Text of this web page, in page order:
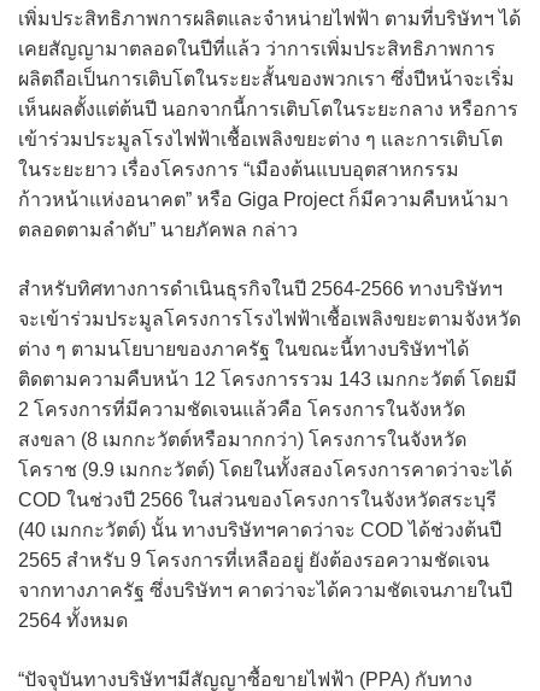
เพิ่มประสิทธิภาพการผลิตและจำหน่ายไฟฟ้า ตามที่บริษัทฯ ได้
เคยสัญญามาตลอดในปีที่แล้ว ว่าการเพิ่มประสิทธิภาพการ
ผลิตถือเป็นการเติบโตในระยะสั้นของพวกเรา ซึ่งปีหน้าจะเริ่ม
เห็นผลตั้งแต่ต้นปี นอกจากนี้การเติบโตในระยะกลาง หรือการ
เข้าร่วมประมูลโรงไฟฟ้าเชื้อเพลิงขยะต่าง ๆ และการเติบโต
ในระยะยาว เรื่องโครงการ “เมืองต้นแบบอุตสาหกรรม
ก้าวหน้าแห่งอนาคต” หรือ Giga Project ก็มีความคืบหน้ามา
ตลอดตามลำดับ” นายภัคพล กล่าว
สำหรับทิศทางการดำเนินธุรกิจในปี 2564-2566 ทางบริษัทฯ
จะเข้าร่วมประมูลโครงการโรงไฟฟ้าเชื้อเพลิงขยะตามจังหวัด
ต่าง ๆ ตามนโยบายของภาครัฐ ในขณะนี้ทางบริษัทฯได้
ติดตามความคืบหน้า 12 โครงการรวม 143 เมกกะวัตต์ โดยมี
2 โครงการที่มีความชัดเจนแล้วคือ โครงการในจังหวัด
สงขลา (8 เมกกะวัตต์หรือมากกว่า) โครงการในจังหวัด
โคราช (9.9 เมกกะวัตต์) โดยในทั้งสองโครงการคาดว่าจะได้
COD ในช่วงปี 2566 ในส่วนของโครงการในจังหวัดสระบุรี
(40 เมกกะวัตต์) นั้น ทางบริษัทฯคาดว่าจะ COD ได้ช่วงต้นปี
2565 สำหรับ 9 โครงการที่เหลืออยู่ ยังต้องรอความชัดเจน
จากทางภาครัฐ ซึ่งบริษัทฯ คาดว่าจะได้ความชัดเจนภายในปี
2564 ทั้งหมด
“ปัจจุบันทางบริษัทฯมีสัญญาซื้อขายไฟฟ้า (PPA) กับทาง